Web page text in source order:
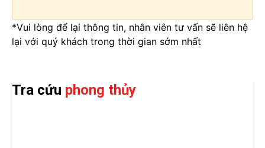
*Vui lòng để lại thông tin, nhân viên tư vấn sẽ liên hệ
lại với quý khách trong thời gian sớm nhất
Tra cứu phong thủy